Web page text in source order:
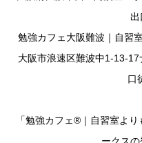
出
勉強カフェ大阪難波｜自
大阪市浪速区難波中1-13-
口
「勉強カフェ®｜自習室よ